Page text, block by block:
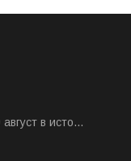
в исто...